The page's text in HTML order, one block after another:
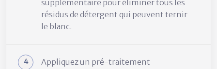
supplémentaire pour éliminer tous les
résidus de détergent qui peuvent ternir
le blanc.
Appliquez un pré-traitement